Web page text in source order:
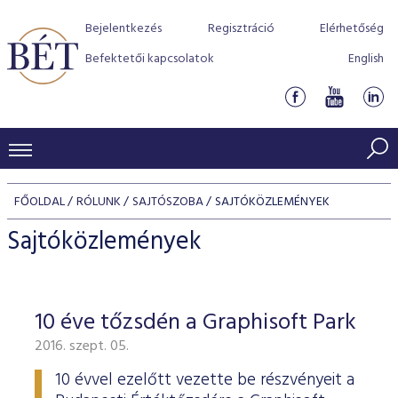
Bejelentkezés Regisztráció
Elérhetőség
Befektetői kapcsolatok
English
KERESKEDÉSI ADATOK
INDEXEK
Jelzáloglevél indexek
Azonnali Piac
Részvények
Származékos piac
BEFEKTETŐK
Részvény szekció
Hitelpapír szekció
BÉT szabályzatok
Befektetővédelem
Alkalmazott díjstruktúra
Elszámolás
Részvény és vállalati kötvény tőzsdei bevezetését
program
BÉT Xtend - Részvénypiac egyszerűen
TŐZSDETAGOK
Tőzsdetagok, üzletkötők
VENDOROK
FŐOLDAL RÓLUNK SAJTÓSZOBA SAJTÓKÖZLEMÉNYEK
Sajtóközlemények
10 éve tőzsdén a Graphisoft Park
2016. szept. 05.
10 évvel ezelőtt vezette be részvényeit a